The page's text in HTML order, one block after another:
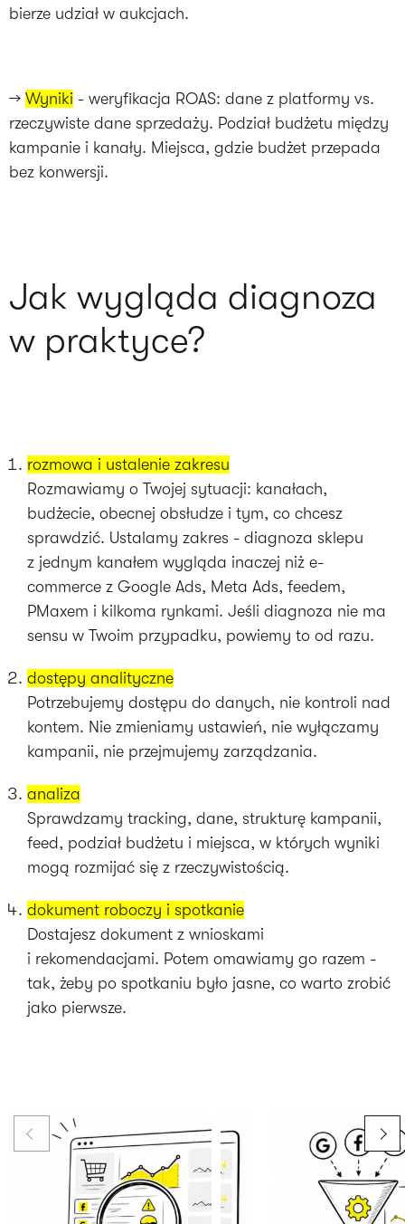
bierze udział w aukcjach.
→ Wyniki - weryfikacja ROAS: dane z platformy vs.
rzeczywiste dane sprzedaży. Podział budżetu między
kampanie i kanały. Miejsca, gdzie budżet przepada
bez konwersji.
Jak wygląda diagnoza
w praktyce?
rozmowa i ustalenie zakresu
Rozmawiamy o Twojej sytuacji: kanałach,
budżecie, obecnej obsłudze i tym, co chcesz
sprawdzić. Ustalamy zakres - diagnoza sklepu
z jednym kanałem wygląda inaczej niż e-
commerce z Google Ads, Meta Ads, feedem,
PMaxem i kilkoma rynkami. Jeśli diagnoza nie ma
sensu w Twoim przypadku, powiemy to od razu.
dostępy analityczne
Potrzebujemy dostępu do danych, nie kontroli nad
kontem. Nie zmieniamy ustawień, nie wyłączamy
kampanii, nie przejmujemy zarządzania.
analiza
Sprawdzamy tracking, dane, strukturę kampanii,
feed, podział budżetu i miejsca, w których wyniki
mogą rozmijać się z rzeczywistością.
dokument roboczy i spotkanie
Dostajesz dokument z wnioskami
i rekomendacjami. Potem omawiamy go razem -
tak, żeby po spotkaniu było jasne, co warto zrobić
jako pierwsze.